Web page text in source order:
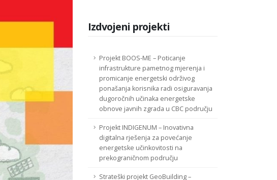
Izdvojeni projekti
Projekt BOOS-ME – Poticanje
infrastrukture pametnog mjerenja i
promicanje energetski održivog
ponašanja korisnika radi osiguravanja
dugoročnih učinaka energetske
obnove javnih zgrada u CBC području
Projekt INDIGENUM – Inovativna
digitalna rješenja za povećanje
energetske učinkovitosti na
prekograničnom području
Strateški projekt GeoBuilding –